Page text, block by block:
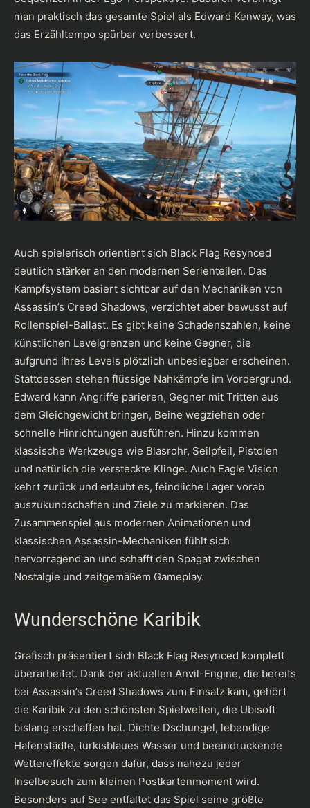
man praktisch das gesamte Spiel als Edward Kenway, was
das Erzähltempo spürbar verbessert.
Auch spielerisch orientiert sich Black Flag Resynced
deutlich stärker an den modernen Serienteilen. Das
Kampfsystem basiert sichtbar auf den Mechaniken von
Assassin’s Creed Shadows, verzichtet aber bewusst auf
Rollenspiel-Ballast. Es gibt keine Schadenszahlen, keine
künstlichen Levelgrenzen und keine Gegner, die
aufgrund ihres Levels plötzlich unbesiegbar erscheinen.
Stattdessen stehen flüssige Nahkämpfe im Vordergrund.
Edward kann Angriffe parieren, Gegner mit Tritten aus
dem Gleichgewicht bringen, Beine wegziehen oder
schnelle Hinrichtungen ausführen. Hinzu kommen
klassische Werkzeuge wie Blasrohr, Seilpfeil, Pistolen
und natürlich die versteckte Klinge. Auch Eagle Vision
kehrt zurück und erlaubt es, feindliche Lager vorab
auszukundschaften und Ziele zu markieren. Das
Zusammenspiel aus modernen Animationen und
klassischen Assassin-Mechaniken fühlt sich
hervorragend an und schafft den Spagat zwischen
Nostalgie und zeitgemäßem Gameplay.
Wunderschöne Karibik
Grafisch präsentiert sich Black Flag Resynced komplett
überarbeitet. Dank der aktuellen Anvil-Engine, die bereits
bei Assassin’s Creed Shadows zum Einsatz kam, gehört
die Karibik zu den schönsten Spielwelten, die Ubisoft
bislang erschaffen hat. Dichte Dschungel, lebendige
Hafenstädte, türkisblaues Wasser und beeindruckende
Wettereffekte sorgen dafür, dass nahezu jeder
Inselbesuch zum kleinen Postkartenmoment wird.
Besonders auf See entfaltet das Spiel seine größte